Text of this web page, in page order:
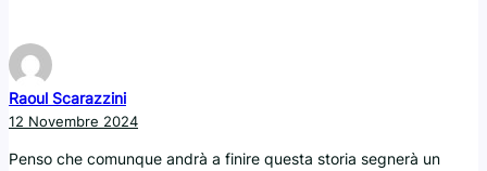
Raoul Scarazzini
12 Novembre 2024
Penso che comunque andrà a finire questa storia segnerà un